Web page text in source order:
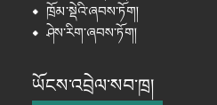
⦁ ཁྲོམ་སྡེའི་ཞབས་ཏོག།
⦁ཤེས་རིག་ཞབས་ཏོག།
ཡོངས་འབྲེལ་སབ་ཁྲ།